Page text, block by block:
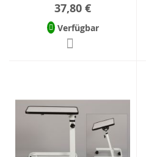
37,80 €
Verfügbar